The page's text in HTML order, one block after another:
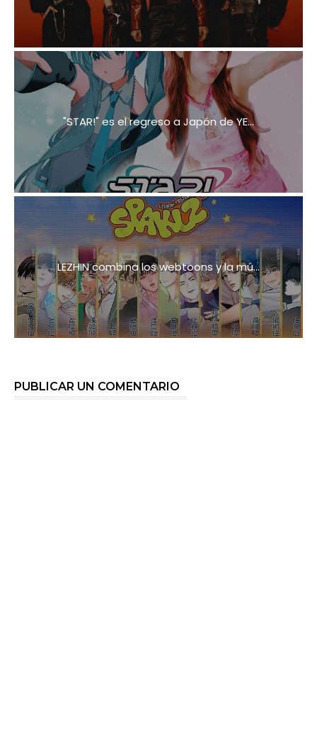
"STAR!" es el regreso a Japón de YE...
LEZHIN combina los webtoons y la mú...
PUBLICAR UN COMENTARIO